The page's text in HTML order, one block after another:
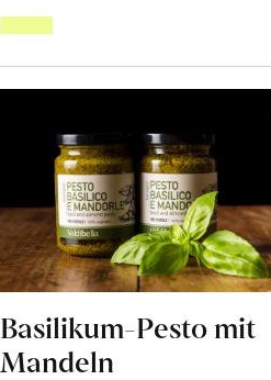
Basilikum-Pesto mit
Mandeln